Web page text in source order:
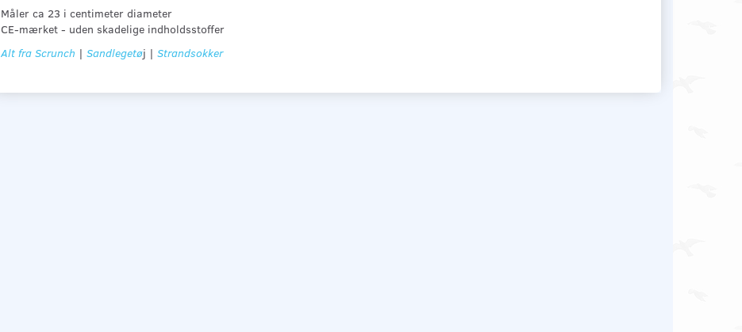
Måler ca 23 i centimeter diameter
CE-mærket - uden skadelige indholdsstoffer
Alt fra Scrunch | Sandlegetøj | Strandsokker